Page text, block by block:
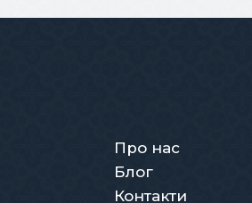
Про нас
Блог
Контакти